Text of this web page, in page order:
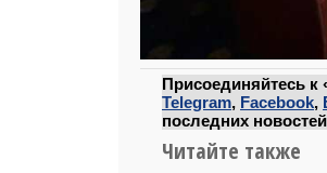
Присоединяйтесь к
Telegram, Facebook,
последних
Читайте также